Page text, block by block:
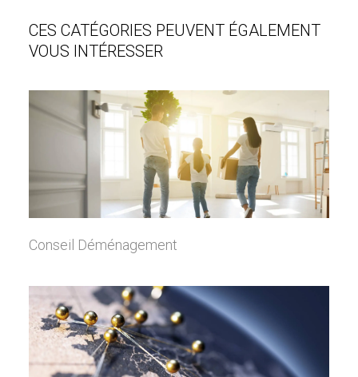
CES CATÉGORIES PEUVENT ÉGALEMENT
VOUS INTÉRESSER
Conseil Déménagement